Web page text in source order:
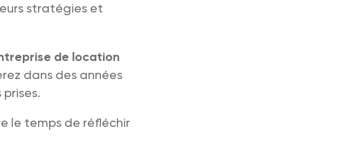
stratégies et
de location
dans des années
le temps de réfléchir